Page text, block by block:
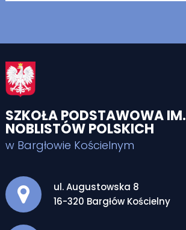
SZKOŁA PODSTAWOWA IM.
NOBLISTÓW POLSKICH
w Bargłowie Kościelnym
Adres pocztowy:
ul. Augustowska 8
16-320 Bargłów Kościelny